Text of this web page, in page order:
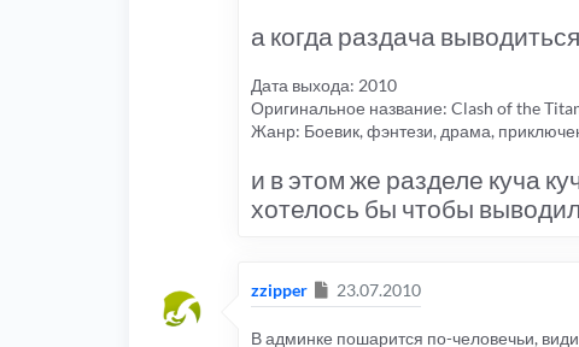
а когда раздача
Дата выхода: 2010
Оригинальное название: Clash of the
Жанр: Боевик, фэнтези, драма,
и в этом же разделе куча
хотелось бы чтобы
zzipper Сообщение
23.07.2010
В админке пошарится по-человечьи,